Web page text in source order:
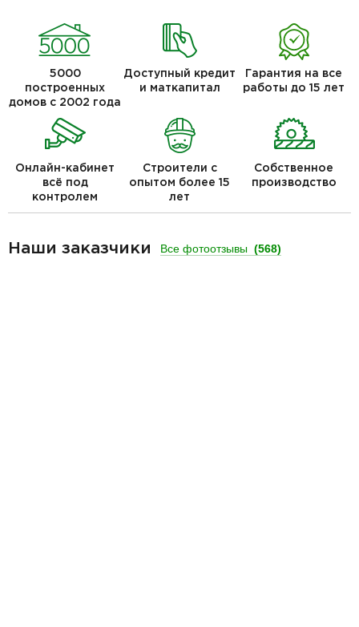
5000
построенных
домов с 2002 года
Доступный кредит
и маткапитал
Гарантия на все
работы до 15 лет
Онлайн-кабинет
всё под
контролем
Строители с
опытом более 15
лет
Собственное
производство
Наши заказчики Все фотоотзывы (568)